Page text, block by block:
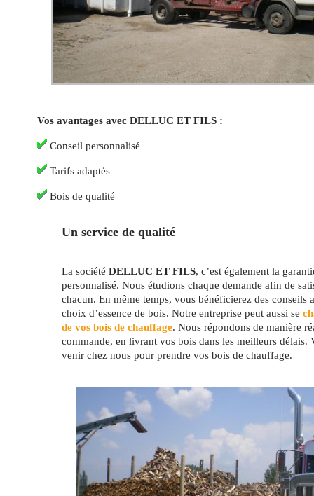
Vos avantages avec DELLUC ET FILS :
Conseil personnalisé
Tarifs adaptés
Bois de qualité
Un service de qualité
La société DELLUC ET FILS, c’est également la
personnalisé. Nous étudions chaque demande afin de
chacun. En même temps, vous bénéficierez des conseils
choix d’essence de bois. Notre entreprise peut aussi se
de vos bois de chauffage. Nous répondons de manière
commande, en livrant vos bois dans les meilleurs délais.
venir chez nous pour prendre vos bois de chauffage.